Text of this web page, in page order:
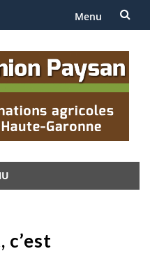
Menu
c’est